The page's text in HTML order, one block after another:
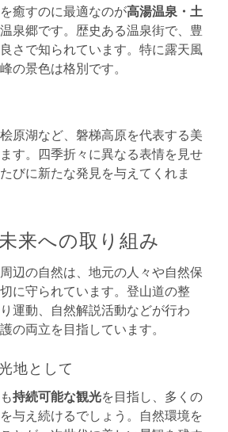
癒すのに最適なのが高湯温泉・土
泉郷です。歴史ある温泉街で、豊
さで知られています。特に露天風
の景色は格別です。
原湖など、磐梯高原を代表する美
す。四季折々に異なる表情を見せ
びに新たな発見を与えてくれま
来への取り組み
辺の自然は、地元の人々や自然保
に守られています。登山道の整
運動、自然解説活動などが行わ
の両立を目指しています。
地として
持続可能な観光を目指し、多くの
与え続けるでしょう。自然環境を